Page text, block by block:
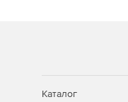
Каталог